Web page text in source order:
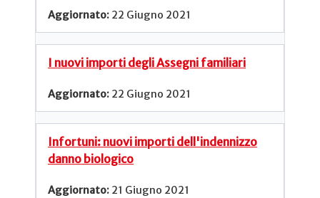
22 Giugno 2021
I nuovi importi degli Assegni familiari
22 Giugno 2021
Infortuni: nuovi importi dell'indennizzo
danno biologico
21 Giugno 2021